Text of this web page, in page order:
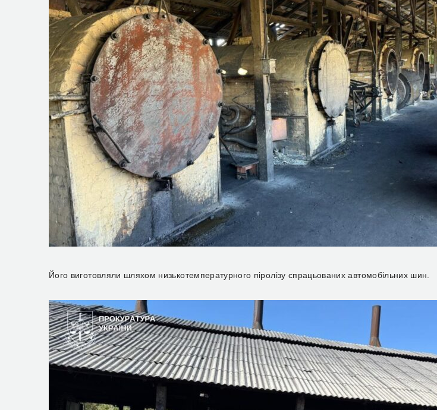
Його виготовляли шляхом низькотемпературного піролізу спрацьованих автомобільних шин.